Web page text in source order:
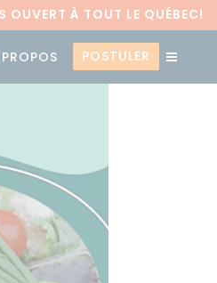
OUVERT À TOUT LE QUÉBEC!
POSTULER